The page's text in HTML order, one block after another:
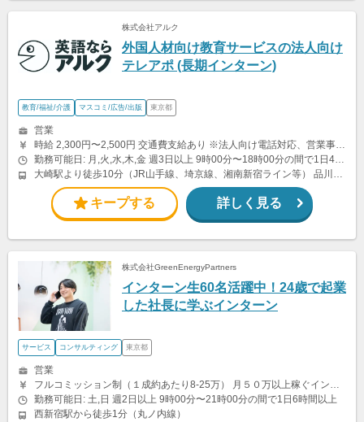
株式会社アルク
外国人材向け教育サービスの法人向け
テレアポ (長期インターン)
教育/福祉/介護 マスコミ/広告/出版 東京都
営業
時給 2,300円〜2,500円 交通費支給あり ※法人向け電話対応、営業事務、カスタマーサポート等の経験を考慮して決定します。 成約企業数に応じた手当あり ※ご案内先が契約・入金に至った場合、支給対象となります。 ※詳細は面談時にご説明します。
勤務可能日: 月,火,水,木,金 週3日以上 9時00分〜18時00分の間で1日4時間以上 曜日・勤務時間は応相談 授業や試験期間等は相談可能です。 ただし、法人向けの電話対応を行うため、平日の日中に一定時間勤務できる方を想定しています。 ※リモート勤務なし
大崎駅より徒歩10分（JR山手線、埼京線、湘南新宿ライン等） 品川駅より徒歩12分（JR山手線、京浜東北線、東海道線、横須賀線等） 五反田駅より徒歩12分（JR山手線・都営浅草線・東急池上線）
キープする 詳しく見る
株式会社GreenEnergyPartners
インターン生60名活躍中！24歳で起業
した社長に学ぶインターン
サービス コンサルティング 東京都
営業
フルコミッション制（１成約あたり8-25万） 月５０万以上稼ぐインターン生も多数います！ ■収入例 ○入社１ヶ月目（明治大学2年生） 役職：アポインター 月間１契約×８万円＝８万円 ＋交通費 ○入社３ヶ月目（東京大学２年生） 役職：アポインター（ランク：ブロンズ） 月間３契約×10万円＝30万円 ＋交通費 ○入社６ヶ月目（早稲田大学３年生） 役職：アポインター（ランク：シルバー） 月間５契約×12万円＝60万円 ＋交通費 ○入社15ヶ月目（慶應大学３年生） 役職：クローザー 月間３契約×25万＝75万円 ＋交通費 交通費支給あり
勤務可能日: 土,日 週2日以上 9時00分〜21時00分の間で1日6時間以上
西新宿駅から徒歩1分（丸ノ内線）